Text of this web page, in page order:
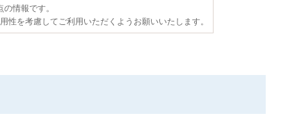
情報です。
性を考慮してご利用いただくようお願いいたします。